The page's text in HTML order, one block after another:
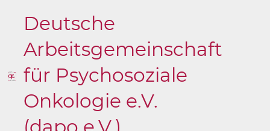
Deutsche
Arbeitsgemeinschaft
für Psychosoziale
Onkologie e.V.